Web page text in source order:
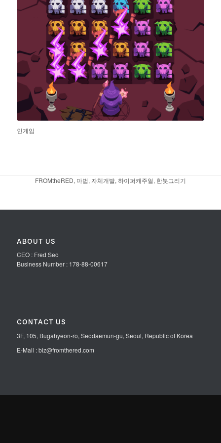
인게임
FROMtheRED, 마법, 자체개발, 하이퍼캐주얼, 한붓그리기
ABOUT US
CEO : Fred Seo
Business Number : 178-88-00617
CONTACT US
3F, 105, Bugahyeon-ro, Seodaemun-gu, Seoul, Republic of Korea
E-Mail : biz@fromthered.com